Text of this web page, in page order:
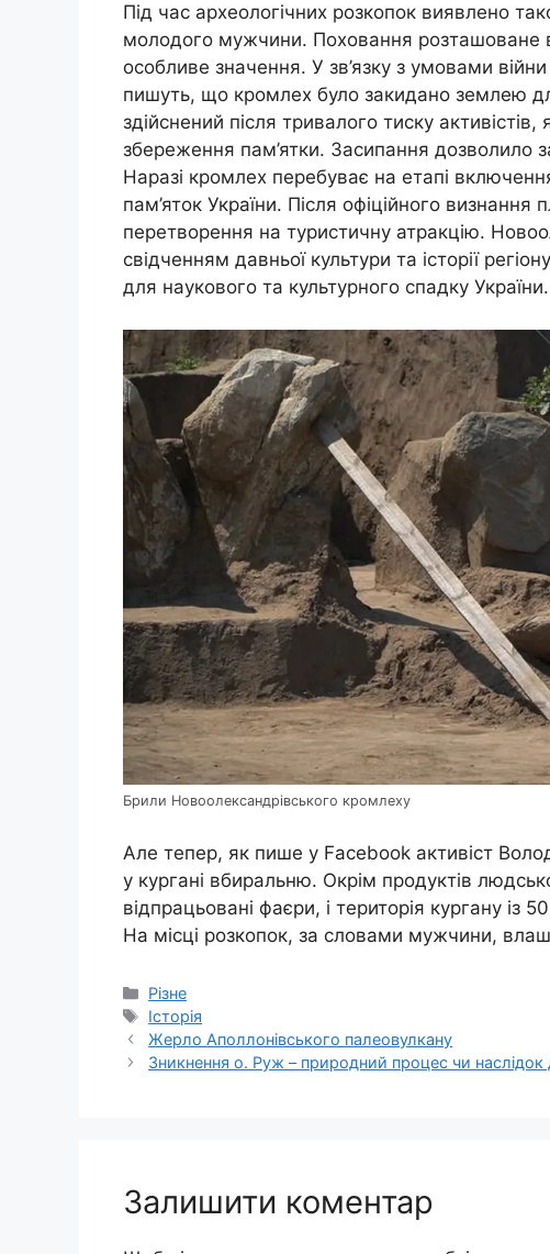
Під час археологічних розкопок виявлено
молодого мужчини. Поховання розташоване
особливе значення. У зв’язку з умовами
пишуть, що кромлех було закидано землею
здійснений після тривалого тиску
збереження пам’ятки. Засипання дозволило
Наразі кромлех перебуває на етапі
пам’яток України. Після офіційного визнання
перетворення на туристичну атракцію.
свідченням давньої культури та історії
для наукового та культурного спадку України.
Брили Новоолександрівського кромлеху
Але тепер, як пише у Facebook активіст
у кургані вбиральню. Окрім продуктів
відпрацьовані фаєри, і територія кургану
На місці розкопок, за словами мужчини,
Категорії
Різне
Позначки
Історія
Жерло Аполлонівського палеовулкану
Зникнення о. Руж – природний процес чи наслідок
Залишити коментар